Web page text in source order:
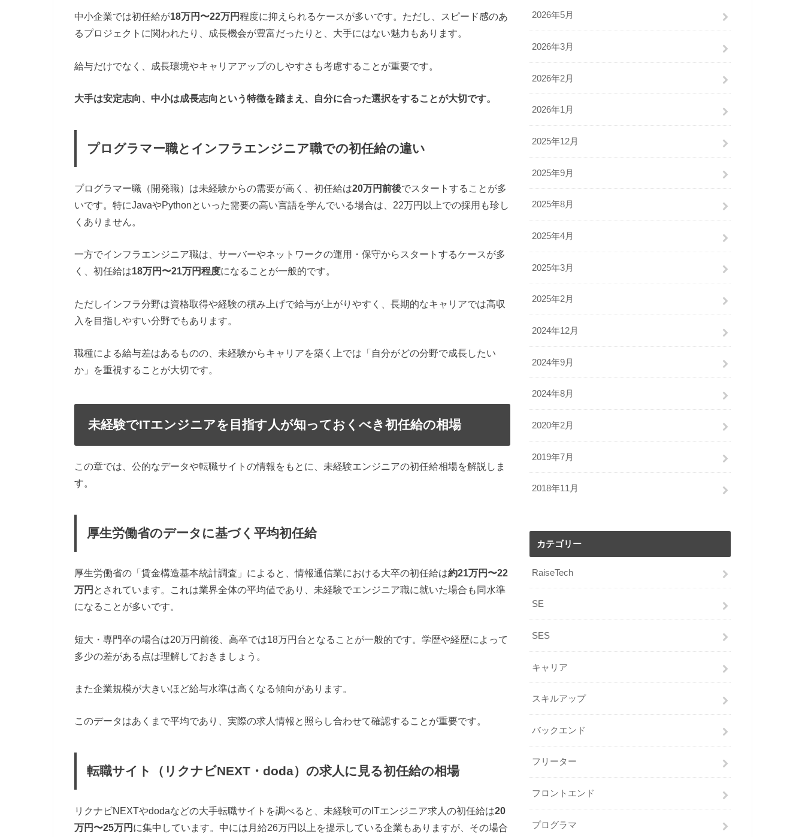
中小企業では初任給が18万円〜22万円程度に抑えられるケースが多いです。ただし、スピード感のあ
るプロジェクトに関われたり、成長機会が豊富だったりと、大手にはない魅力もあります。
給与だけでなく、成長環境やキャリアアップのしやすさも考慮することが重要です。
大手は安定志向、中小は成長志向という特徴を踏まえ、自分に合った選択をすることが大切です。
プログラマー職とインフラエンジニア職での初任給の違い
プログラマー職（開発職）は未経験からの需要が高く、初任給は20万円前後でスタートすることが多
いです。特にJavaやPythonといった需要の高い言語を学んでいる場合は、22万円以上での採用も珍し
くありません。
一方でインフラエンジニア職は、サーバーやネットワークの運用・保守からスタートするケースが多
く、初任給は18万円〜21万円程度になることが一般的です。
ただしインフラ分野は資格取得や経験の積み上げで給与が上がりやすく、長期的なキャリアでは高収
入を目指しやすい分野でもあります。
職種による給与差はあるものの、未経験からキャリアを築く上では「自分がどの分野で成長したい
か」を重視することが大切です。
未経験でITエンジニアを目指す人が知っておくべき初任給の相場
この章では、公的なデータや転職サイトの情報をもとに、未経験エンジニアの初任給相場を解説しま
す。
厚生労働省のデータに基づく平均初任給
厚生労働省の「賃金構造基本統計調査」によると、情報通信業における大卒の初任給は約21万円〜22
万円 とされています。これは業界全体の平均値であり、未経験でエンジニア職に就いた場合も同水準
になることが多いです。
短大・専門卒の場合は20万円前後、高卒では18万円台となることが一般的です。学歴や経歴によって
多少の差がある点は理解しておきましょう。
また企業規模が大きいほど給与水準は高くなる傾向があります。
このデータはあくまで平均であり、実際の求人情報と照らし合わせて確認することが重要です。
転職サイト（リクナビNEXT・doda）の求人に見る初任給の相場
リクナビNEXTやdodaなどの大手転職サイトを調べると、未経験可のITエンジニア求人の初任給は20
万円〜25万円 に集中しています。中には月給26万円以上を提示している企業もありますが、その場合
2026年5月
2026年3月
2026年2月
2026年1月
2025年12月
2025年9月
2025年8月
2025年4月
2025年3月
2025年2月
2024年12月
2024年9月
2024年8月
2020年2月
2019年7月
2018年11月
カテゴリー
RaiseTech
SE
SES
キャリア
スキルアップ
バックエンド
フリーター
フロントエンド
プログラマ